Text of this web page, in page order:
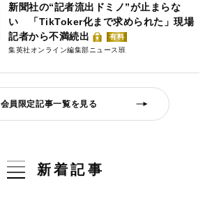
新聞社の“記者流出ドミノ”が止まらな
い 「TikToker化まで求められた」現場
記者から不満続出
有料
集英社オンライン編集部ニュース班
会員限定記事一覧を見る
新着記事